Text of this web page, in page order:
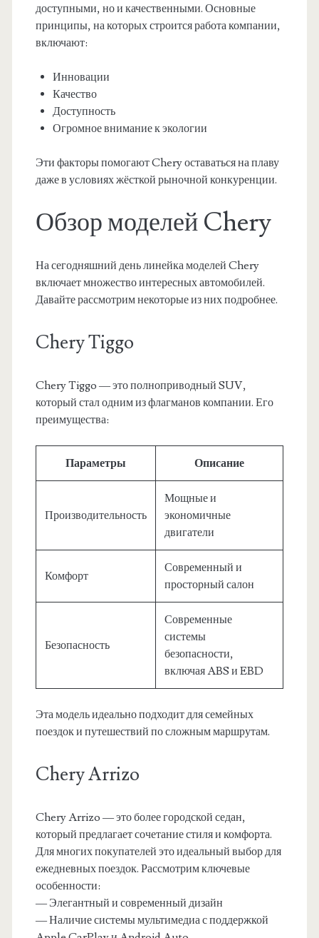
доступными, но и качественными. Основные
принципы, на которых строится работа компании,
включают:
Инновации
Качество
Доступность
Огромное внимание к экологии
Эти факторы помогают Chery оставаться на плаву
даже в условиях жёсткой рыночной конкуренции.
Обзор моделей Chery
На сегодняшний день линейка моделей Chery
включает множество интересных автомобилей.
Давайте рассмотрим некоторые из них подробнее.
Chery Tiggo
Chery Tiggo — это полноприводный SUV,
который стал одним из флагманов компании. Его
преимущества:
Параметры Описание
Производительность
Мощные и
экономичные
двигатели
Комфорт
Современный и
просторный салон
Безопасность
Современные
системы
безопасности,
включая ABS и EBD
Эта модель идеально подходит для семейных
поездок и путешествий по сложным маршрутам.
Chery Arrizo
Chery Arrizo — это более городской седан,
который предлагает сочетание стиля и комфорта.
Для многих покупателей это идеальный выбор для
ежедневных поездок. Рассмотрим ключевые
особенности:
— Элегантный и современный дизайн
— Наличие системы мультимедиа с поддержкой